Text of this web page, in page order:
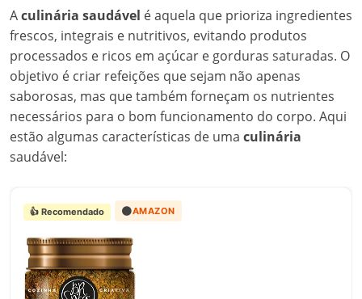
Aculinária saudável é aquela que prioriza ingredientes
frescos, integrais e nutritivos, evitando produtos
processados e ricos em açúcar e gorduras saturadas. O
objetivo é criar refeições que sejam não apenas
saborosas, mas que também forneçam os nutrientes
necessários para o bom funcionamento do corpo. Aqui
estão algumas características de uma culinária
saudável:
👍 Recomendado 🟠AMAZON